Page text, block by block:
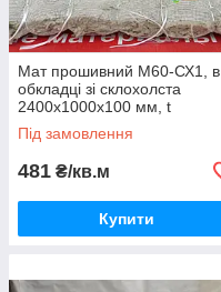
Мат прошивний М60-СХ1, в
обкладці зі склохолста
2400х1000х100 мм, t
застосування до 700 град.
Під замовлення
481 ₴/кв.м
Купити